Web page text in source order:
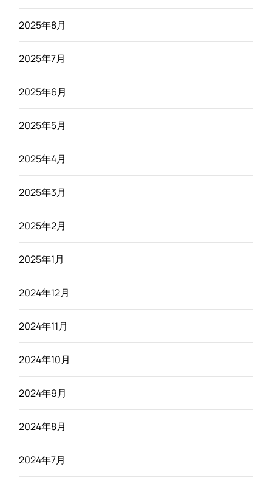
2025年8月
2025年7月
2025年6月
2025年5月
2025年4月
2025年3月
2025年2月
2025年1月
2024年12月
2024年11月
2024年10月
2024年9月
2024年8月
2024年7月